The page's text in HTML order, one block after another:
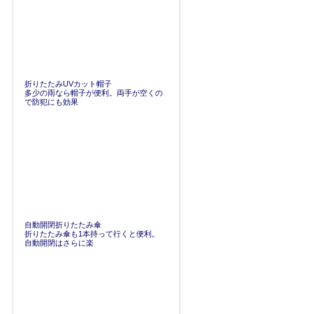
折りたたみUVカット帽子
多少の雨なら帽子が便利。両手が空くの
で防犯にも効果
自動開閉折りたたみ傘
折りたたみ傘も1本持って行くと便利。
自動開閉はさらに楽